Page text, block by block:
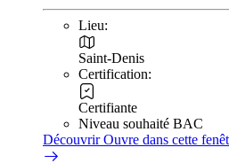
Lieu:
Saint-Denis
Certification:
Certifiante
Niveau souhaité BAC
DécouvrirOuvre dans cette